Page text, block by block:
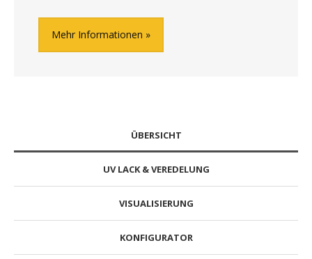
Mehr Informationen
ÜBERSICHT
UV LACK & VEREDELUNG
VISUALISIERUNG
KONFIGURATOR